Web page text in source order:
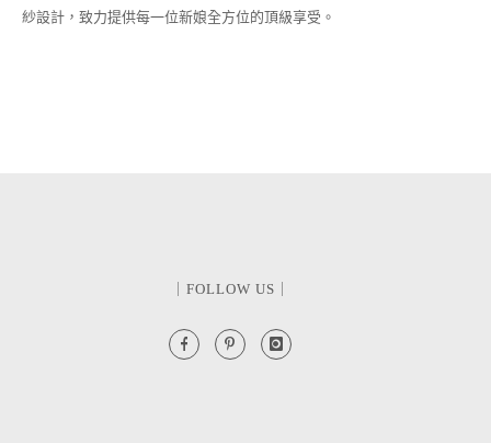
紗設計，致力提供每一位新娘全方位的頂級享受。
｜FOLLOW US｜